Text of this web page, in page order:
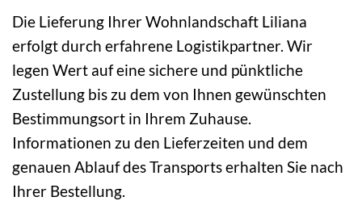
Die Lieferung Ihrer Wohnlandschaft Liliana
erfolgt durch erfahrene Logistikpartner. Wir
legen Wert auf eine sichere und pünktliche
Zustellung bis zu dem von Ihnen gewünschten
Bestimmungsort in Ihrem Zuhause.
Informationen zu den Lieferzeiten und dem
genauen Ablauf des Transports erhalten Sie nach
Ihrer Bestellung.